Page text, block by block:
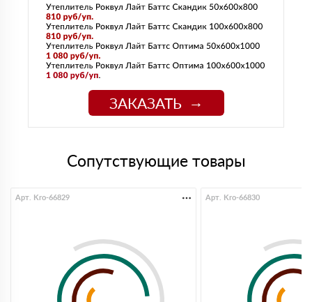
ЗАКАЗАТЬ
Сопутствующие товары
Арт. Kro-66829 Арт. Kro-66830